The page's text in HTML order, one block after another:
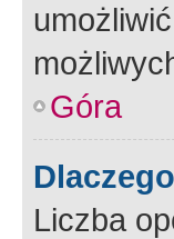
Góra
Liczba